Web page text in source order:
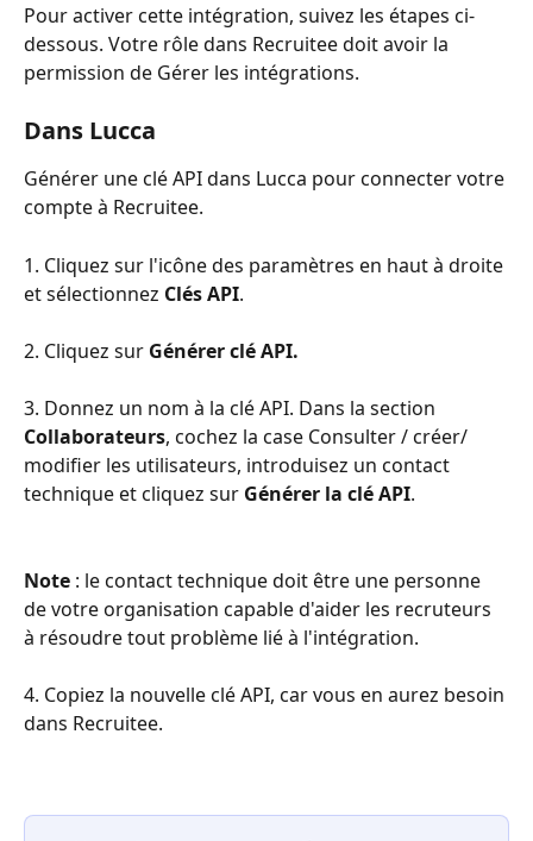
Pour activer cette intégration, suivez les étapes ci-
dessous. Votre rôle dans Recruitee doit avoir la
permission de Gérer les intégrations.
Dans Lucca
Générer une clé API dans Lucca pour connecter votre
compte à Recruitee.
1. Cliquez sur l'icône des paramètres en haut à droite
et sélectionnez Clés API.
2. Cliquez sur Générer clé API.
3. Donnez un nom à la clé API. Dans la section
Collaborateurs, cochez la case Consulter / créer/
modifier les utilisateurs, introduisez un contact
technique et cliquez sur Générer la clé API.
Note : le contact technique doit être une personne
de votre organisation capable d'aider les recruteurs
à résoudre tout problème lié à l'intégration.
4. Copiez la nouvelle clé API, car vous en aurez besoin
dans Recruitee.